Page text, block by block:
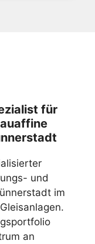
für
und
im
an